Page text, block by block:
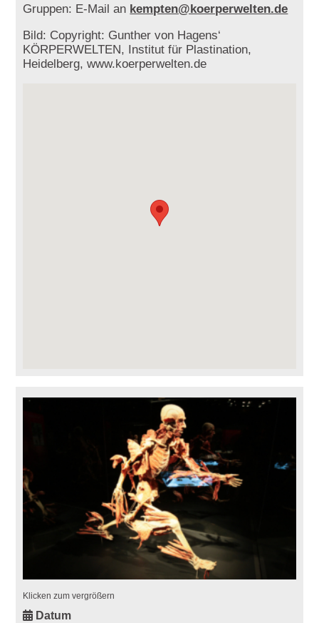
Gruppen: E-Mail an kempten@koerperwelten.de
Bild: Copyright: Gunther von Hagens‘
KÖRPERWELTEN, Institut für Plastination,
Heidelberg, www.koerperwelten.de
Klicken zum vergrößern
Datum